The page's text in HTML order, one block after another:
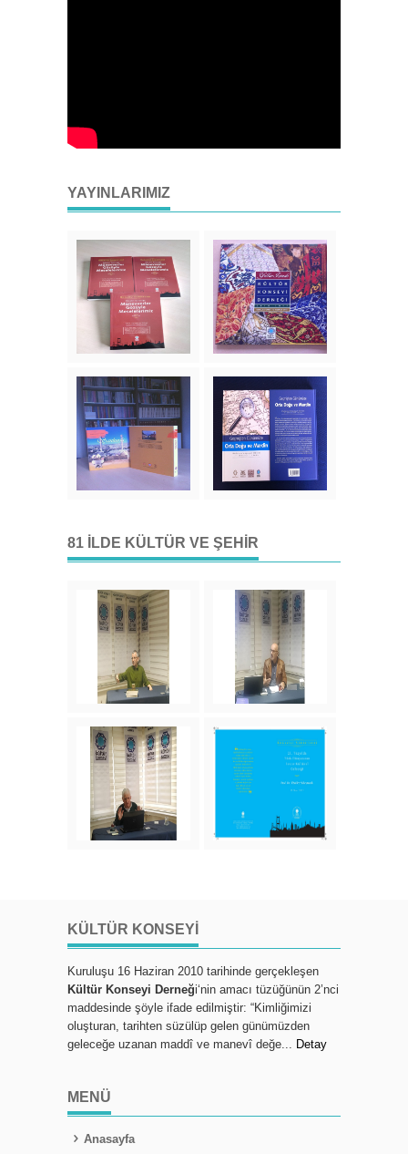
YAYINLARIMIZ
81 İLDE KÜLTÜR VE ŞEHIR
KÜLTÜR KONSEYI
Kuruluşu 16 Haziran 2010 tarihinde gerçekleşen
Kültür Konseyi Derneği‘nin amacı tüzüğünün 2’nci
maddesinde şöyle ifade edilmiştir: “Kimliğimizi
oluşturan, tarihten süzülüp gelen günümüzden
geleceğe uzanan maddî ve manevî değe... Detay
MENÜ
Anasayfa